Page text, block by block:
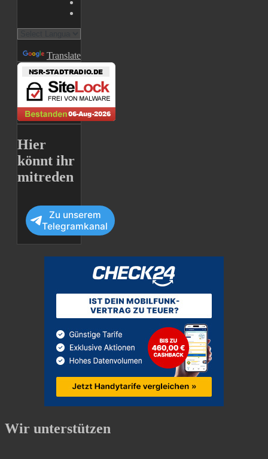
Translate
Hier
könnt ihr
mitreden
Zu unserem
Telegramkanal
Wir unterstützen